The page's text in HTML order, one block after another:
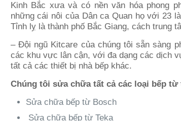
Kinh Bắc xưa và có nền văn hóa phong
những cái nôi của Dân ca Quan họ với 23
Tỉnh lỵ là thành phố Bắc Giang, cách trung
– Đội ngũ Kitcare của chúng tôi sẵn sàng
các khu vực lân cận, với đa dạng các dịch
tất cả các thiết bị nhà bếp khác.
Chúng tôi sửa chữa tất cả các loại bếp từ
Sửa chữa bếp từ Bosch
Sửa chữa bếp từ Teka